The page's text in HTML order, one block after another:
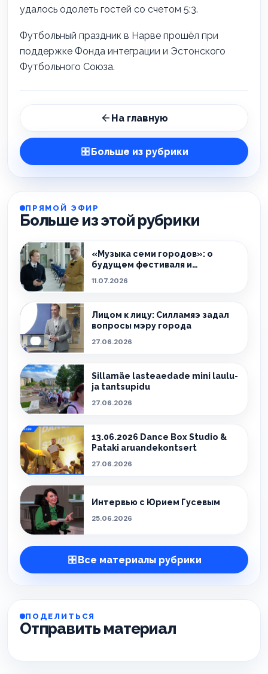
удалось одолеть гостей со счетом 5:3.
Футбольный праздник в Нарве прошёл при
поддержке Фонда интеграции и Эстонского
Футбольного Союза.
На главную
Больше из рубрики
ПРЯМОЙ ЭФИР
Больше из этой рубрики
«Музыка семи городов»: о
будущем фестиваля и
11.07.2026
Лицом к лицу: Силламяэ задал
вопросы мэру города
27.06.2026
Sillamäe lasteaedade mini laulu-
ja tantsupidu
27.06.2026
13.06.2026 Dance Box Studio &
Pataki aruandekontsert
27.06.2026
Интервью с Юрием Гусевым
25.06.2026
Все материалы рубрики
ПОДЕЛИТЬСЯ
Отправить материал